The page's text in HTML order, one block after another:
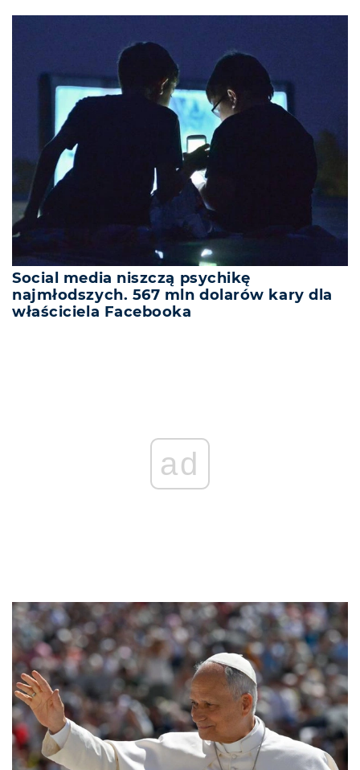
Social media niszczą psychikę
najmłodszych. 567 mln dolarów kary dla
właściciela Facebooka
ad